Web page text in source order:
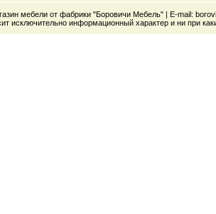
мебели от фабрики "Боровичи Мебель" | E-mail:
исключительно информационный характер и ни при